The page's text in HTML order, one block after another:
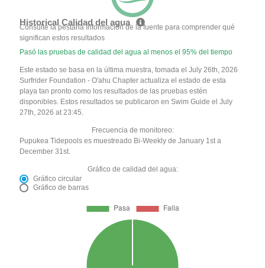
Historical Calidad del agua
Consulte la pestaña Información de la fuente para comprender qué
significan estos resultados
Pasó las pruebas de calidad del agua al menos el 95% del tiempo
Este estado se basa en la última muestra, tomada el July 26th, 2026
Surfrider Foundation - O'ahu Chapter actualiza el estado de esta
playa tan pronto como los resultados de las pruebas estén
disponibles. Estos resultados se publicaron en Swim Guide el July
27th, 2026 at 23:45.
Frecuencia de monitoreo:
Pupukea Tidepools es muestreado Bi-Weekly de January 1st a
December 31st.
Gráfico de calidad del agua:
Gráfico circular
Gráfico de barras